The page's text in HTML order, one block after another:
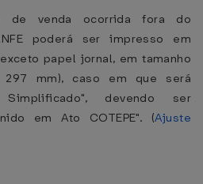
de venda ocorrida fora do
poderá ser impresso em
papel jornal, em tamanho
mm), caso em que será
Simplificado", devendo ser
em Ato COTEPE". (Ajuste